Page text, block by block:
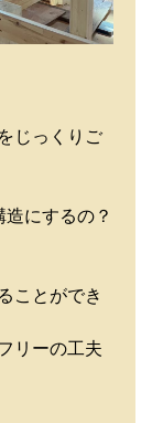
じっくりご
にするの？
ことができ
リーの工夫